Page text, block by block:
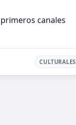
canales
CULTURALES